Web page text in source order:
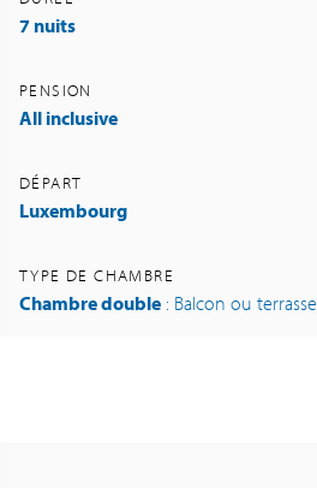
7 nuits
PENSION
All inclusive
DÉPART
Luxembourg
TYPE DE CHAMBRE
Chambre double : Balcon ou terrasse